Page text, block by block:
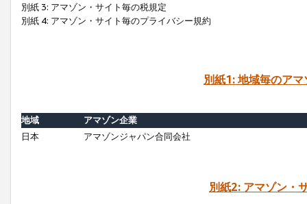
別紙 3: アマゾン・サイト毎の税規定
別紙 4: アマゾン・サイト毎のプライバシー規約
別紙1: 地域毎のア
地域
アマゾン企業
日本
アマゾンジャパン合同会社
別紙2: アマゾン・